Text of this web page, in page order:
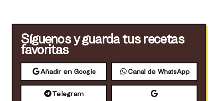
Síguenos y guarda tus recetas
favoritas
Añadir en Google Canal de WhatsApp
Telegram